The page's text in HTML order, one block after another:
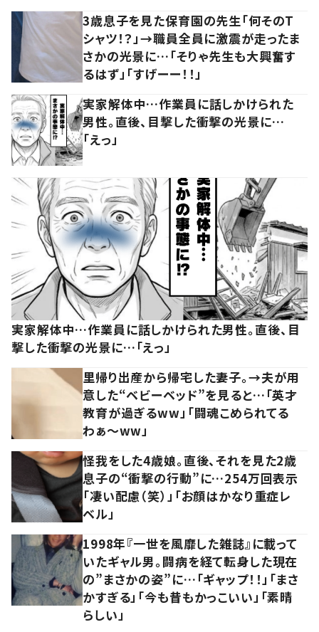
3歳息子を見た保育園の先生「何そのT
シャツ！？」→職員全員に激震が走ったま
さかの光景に…「そりゃ先生も大興奮す
るはず」「すげーー！！」
実家解体中…作業員に話しかけられた
男性。直後、目撃した衝撃の光景に…
「えっ」
実家解体中…作業員に話しかけられた男性。直後、目
撃した衝撃の光景に…「えっ」
里帰り出産から帰宅した妻子。→夫が用
意した“ベビーベッド”を見ると…「英才
教育が過ぎるww」「闘魂こめられてる
わぁ～ww」
怪我をした4歳娘。直後、それを見た2歳
息子の“衝撃の行動”に…254万回表示
「凄い配慮（笑）」「お顔はかなり重症レ
ベル」
1998年『一世を風靡した雑誌』に載って
いたギャル男。闘病を経て転身した現在
の”まさかの姿”に…「ギャップ！！」「まさ
かすぎる」「今も昔もかっこいい」「素晴
らしい」